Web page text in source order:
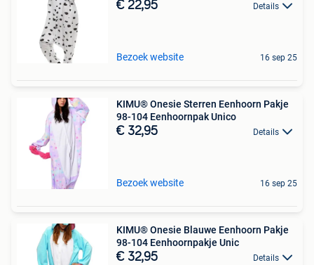
€ 22,95 Details
Bezoek website 16 sep 25
KIMU® Onesie Sterren Eenhoorn Pakje
98-104 Eenhoornpak Unico
€ 32,95 Details
Bezoek website 16 sep 25
KIMU® Onesie Blauwe Eenhoorn Pakje
98-104 Eenhoornpakje Unic
€ 32,95 Details